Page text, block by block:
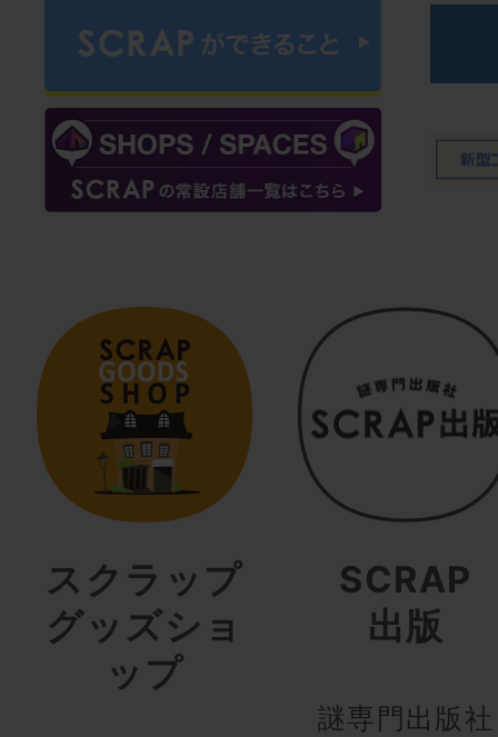
スクラップ
グッズショ
ップ
SCRAP
出版
謎専門出版社